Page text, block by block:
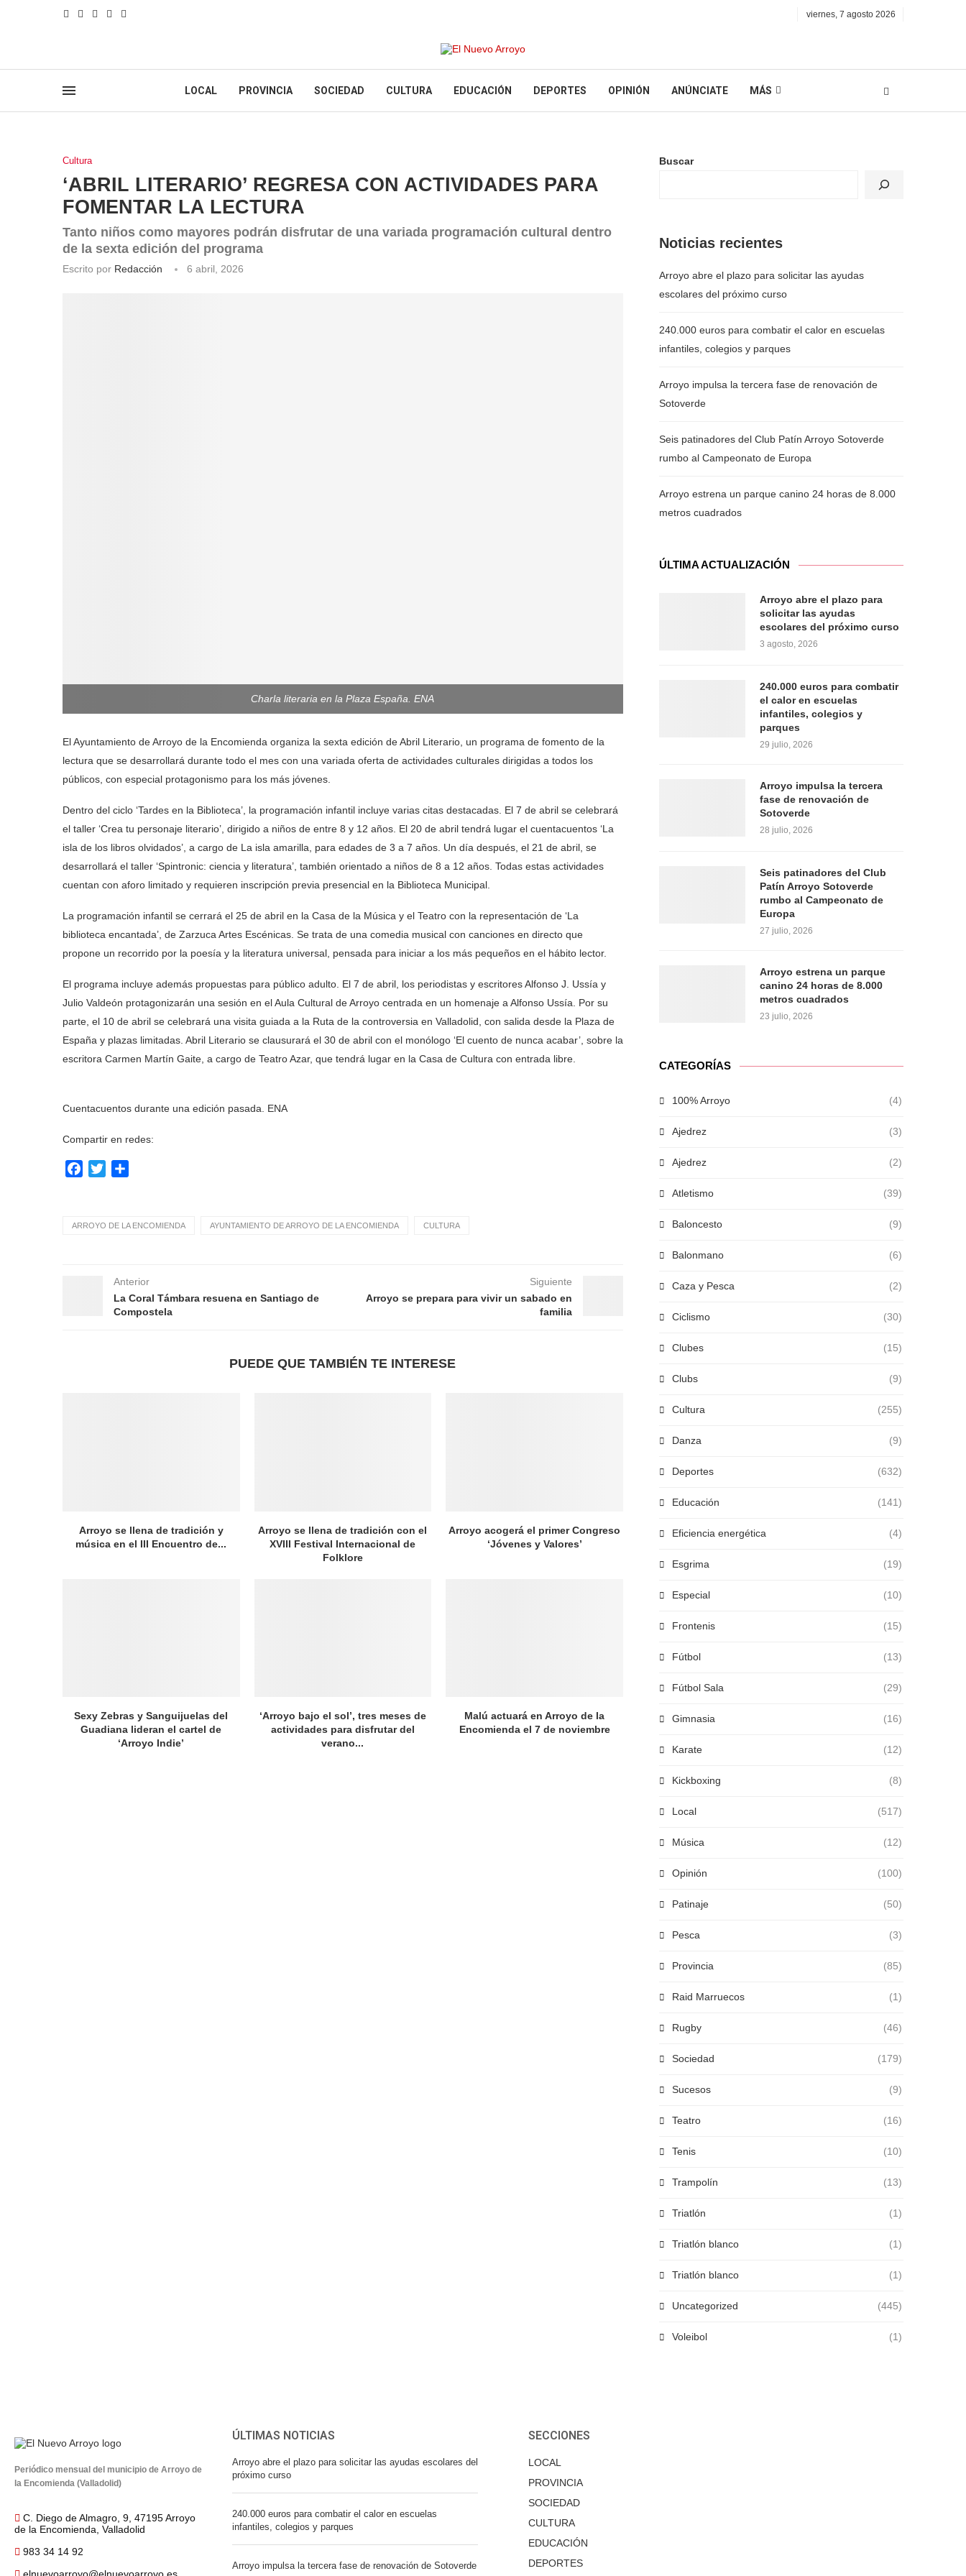
viernes, 7 agosto 2026
LOCAL PROVINCIA SOCIEDAD CULTURA EDUCACIÓN DEPORTES OPINIÓN ANÚNCIATE MÁS
Cultura
‘ABRIL LITERARIO’ REGRESA CON ACTIVIDADES PARA
FOMENTAR LA LECTURA
Tanto niños como mayores podrán disfrutar de una variada programación cultural dentro
de la sexta edición del programa
Escrito por Redacción 6 abril, 2026
Charla literaria en la Plaza España. ENA
El Ayuntamiento de Arroyo de la Encomienda organiza la sexta edición de Abril Literario, un programa de fomento de la
lectura que se desarrollará durante todo el mes con una variada oferta de actividades culturales dirigidas a todos los
públicos, con especial protagonismo para los más jóvenes.
Dentro del ciclo ‘Tardes en la Biblioteca’, la programación infantil incluye varias citas destacadas. El 7 de abril se celebrará
el taller ‘Crea tu personaje literario’, dirigido a niños de entre 8 y 12 años. El 20 de abril tendrá lugar el cuentacuentos ‘La
isla de los libros olvidados’, a cargo de La isla amarilla, para edades de 3 a 7 años. Un día después, el 21 de abril, se
desarrollará el taller ‘Spintronic: ciencia y literatura’, también orientado a niños de 8 a 12 años. Todas estas actividades
cuentan con aforo limitado y requieren inscripción previa presencial en la Biblioteca Municipal.
La programación infantil se cerrará el 25 de abril en la Casa de la Música y el Teatro con la representación de ‘La
biblioteca encantada’, de Zarzuca Artes Escénicas. Se trata de una comedia musical con canciones en directo que
propone un recorrido por la poesía y la literatura universal, pensada para iniciar a los más pequeños en el hábito lector.
El programa incluye además propuestas para público adulto. El 7 de abril, los periodistas y escritores Alfonso J. Ussía y
Julio Valdeón protagonizarán una sesión en el Aula Cultural de Arroyo centrada en un homenaje a Alfonso Ussía. Por su
parte, el 10 de abril se celebrará una visita guiada a la Ruta de la controversia en Valladolid, con salida desde la Plaza de
España y plazas limitadas. Abril Literario se clausurará el 30 de abril con el monólogo ‘El cuento de nunca acabar’, sobre la
escritora Carmen Martín Gaite, a cargo de Teatro Azar, que tendrá lugar en la Casa de Cultura con entrada libre.
Cuentacuentos durante una edición pasada. ENA
Compartir en redes:
Facebook
Twitter
ARROYO DE LA ENCOMIENDA AYUNTAMIENTO DE ARROYO DE LA ENCOMIENDA CULTURA
Anterior
La Coral Támbara resuena en Santiago de
Compostela
Siguiente
Arroyo se prepara para vivir un sabado en
familia
PUEDE QUE TAMBIÉN TE INTERESE
Arroyo se llena de tradición y
música en el III Encuentro de...
Arroyo se llena de tradición con el
XVIII Festival Internacional de
Folklore
Arroyo acogerá el primer Congreso
‘Jóvenes y Valores’
Sexy Zebras y Sanguijuelas del
Guadiana lideran el cartel de
‘Arroyo Indie’
‘Arroyo bajo el sol’, tres meses de
actividades para disfrutar del
verano...
Malú actuará en Arroyo de la
Encomienda el 7 de noviembre
Buscar
Noticias recientes
Arroyo abre el plazo para solicitar las ayudas
escolares del próximo curso
240.000 euros para combatir el calor en escuelas
infantiles, colegios y parques
Arroyo impulsa la tercera fase de renovación de
Sotoverde
Seis patinadores del Club Patín Arroyo Sotoverde
rumbo al Campeonato de Europa
Arroyo estrena un parque canino 24 horas de 8.000
metros cuadrados
ÚLTIMA ACTUALIZACIÓN
Arroyo abre el plazo para
solicitar las ayudas
escolares del próximo curso
3 agosto, 2026
240.000 euros para combatir
el calor en escuelas
infantiles, colegios y
parques
29 julio, 2026
Arroyo impulsa la tercera
fase de renovación de
Sotoverde
28 julio, 2026
Seis patinadores del Club
Patín Arroyo Sotoverde
rumbo al Campeonato de
Europa
27 julio, 2026
Arroyo estrena un parque
canino 24 horas de 8.000
metros cuadrados
23 julio, 2026
CATEGORÍAS
100% Arroyo (4)
Ajedrez (3)
Ajedrez (2)
Atletismo (39)
Baloncesto (9)
Balonmano (6)
Caza y Pesca (2)
Ciclismo (30)
Clubes (15)
Clubs (9)
Cultura (255)
Danza (9)
Deportes (632)
Educación (141)
Eficiencia energética (4)
Esgrima (19)
Especial (10)
Frontenis (15)
Fútbol (13)
Fútbol Sala (29)
Gimnasia (16)
Karate (12)
Kickboxing (8)
Local (517)
Música (12)
Opinión (100)
Patinaje (50)
Pesca (3)
Provincia (85)
Raid Marruecos (1)
Rugby (46)
Sociedad (179)
Sucesos (9)
Teatro (16)
Tenis (10)
Trampolín (13)
Triatlón (1)
Triatlón blanco (1)
Triatlón blanco (1)
Uncategorized (445)
Voleibol (1)
Periódico mensual del municipio de Arroyo de
la Encomienda (Valladolid)
C. Diego de Almagro, 9, 47195 Arroyo
de la Encomienda, Valladolid
983 34 14 92
ÚLTIMAS NOTICIAS
Arroyo abre el plazo para solicitar las ayudas escolares del
próximo curso
240.000 euros para combatir el calor en escuelas
infantiles, colegios y parques
Arroyo impulsa la tercera fase de renovación de Sotoverde
SECCIONES
LOCAL
PROVINCIA
SOCIEDAD
CULTURA
EDUCACIÓN
DEPORTES